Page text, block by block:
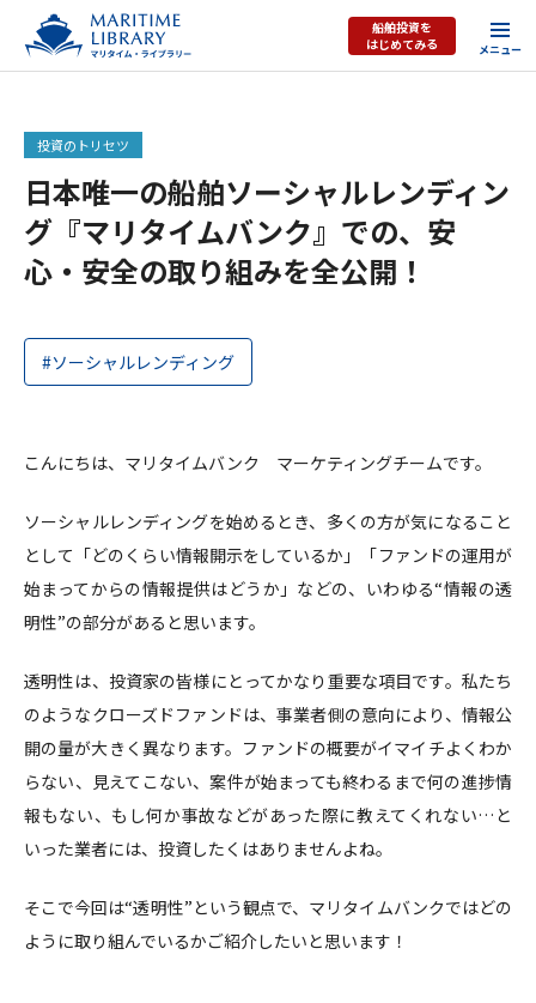
船舶投資を
はじめてみる
投資のトリセツ
日本唯一の船舶ソーシャルレンディン
グ『マリタイムバンク』での、安
心・安全の取り組みを全公開！
#ソーシャルレンディング
こんにちは、マリタイムバンク マーケティングチームです。
ソーシャルレンディングを始めるとき、多くの方が気になること
として「どのくらい情報開示をしているか」「ファンドの運用が
始まってからの情報提供はどうか」などの、いわゆる“情報の透
明性”の部分があると思います。
透明性は、投資家の皆様にとってかなり重要な項目です。私たち
のようなクローズドファンドは、事業者側の意向により、情報公
開の量が大きく異なります。ファンドの概要がイマイチよくわか
らない、見えてこない、案件が始まっても終わるまで何の進捗情
報もない、もし何か事故などがあった際に教えてくれない…と
いった業者には、投資したくはありませんよね。
そこで今回は“透明性”という観点で、マリタイムバンクではどの
ように取り組んでいるかご紹介したいと思います！